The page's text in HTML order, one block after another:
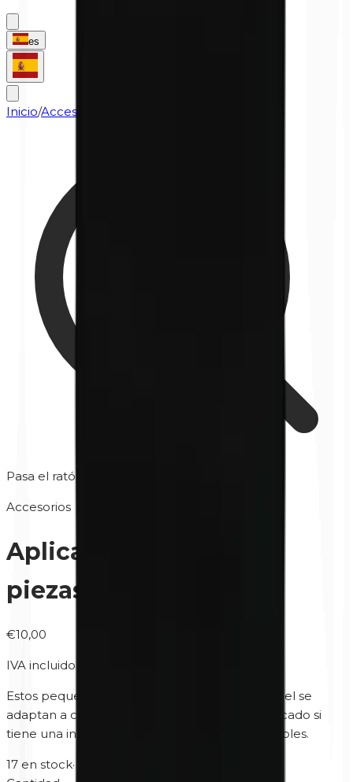
es
Inicio/Accesorios
Pasa el ratón para ampliar
Accesorios
Aplicador de rimel | 25
piezas
€10,00
IVA incluido
Estos pequeños cepillos desechables para rímel se
adaptan a cualquier rímel. Especialmente indicado si
tiene una infección ocular o los ojos muy sensibles.
17 en stock·